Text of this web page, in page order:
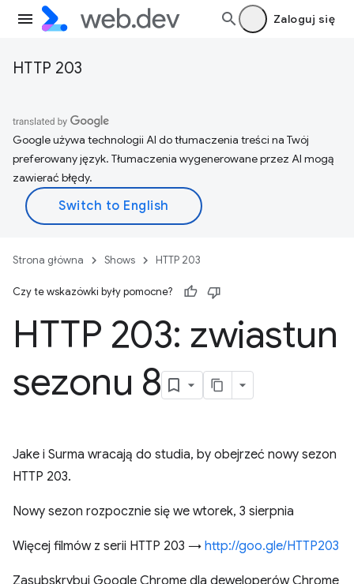
Zaloguj się
HTTP 203
Google używa technologii AI do tłumaczenia treści na Twój
preferowany język. Tłumaczenia wygenerowane przez AI mogą
zawierać błędy.
Strona główna Shows HTTP 203
Czy te wskazówki były pomocne?
HTTP 203: zwiastun
sezonu 8
Jake i Surma wracają do studia, by obejrzeć nowy sezon
HTTP 203.
Nowy sezon rozpocznie się we wtorek, 3 sierpnia
Więcej filmów z serii HTTP 203 → http://goo.gle/HTTP203
Zasubskrybuj Google Chrome dla deweloperów Chrome